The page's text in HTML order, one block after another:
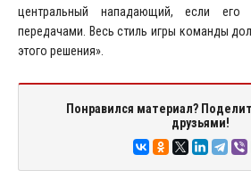
центральный нападающий, если его
передачами. Весь стиль игры команды
этого решения».
Понравился материал?
друзьями!